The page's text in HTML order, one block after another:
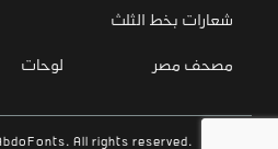
شعارات بخط الثلث
لوحات مصحف مصر
All rights reserved.